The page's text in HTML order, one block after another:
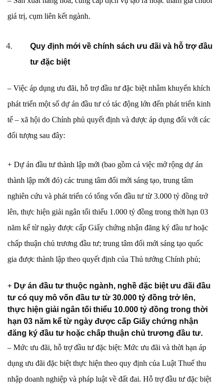
giá trị, cụm liên kết ngành.
Quy định mới về chính sách ưu đãi và hỗ trợ đầu
tư đặc biệt
– Việc áp dụng ưu đãi, hỗ trợ đầu tư đặc biệt nhằm khuyến khích
phát triển một số dự án đầu tư có tác động lớn đến phát triển kinh
tế – xã hội do Chính phủ quyết định và được áp dụng đối với các
đối tượng sau đây:
+ Dự án đầu tư thành lập mới (bao gồm cả việc mở rộng dự án
thành lập mới đó) các trung tâm đổi mới sáng tạo, trung tâm
nghiên cứu và phát triển có tổng vốn đầu tư từ 3.000 tỷ đồng trở
lên, thực hiện giải ngân tối thiểu 1.000 tỷ đồng trong thời hạn 03
năm kể từ ngày được cấp Giấy chứng nhận đăng ký đầu tư hoặc
chấp thuận chủ trương đầu tư; trung tâm đổi mới sáng tạo quốc
gia được thành lập theo quyết định của Thủ tướng Chính phủ;
+ Dự án đầu tư thuộc ngành, nghề đặc biệt ưu đãi đầu
tư có quy mô vốn đầu tư từ 30.000 tỷ đồng trở lên,
thực hiện giải ngân tối thiểu 10.000 tỷ đồng trong thời
hạn 03 năm kể từ ngày được cấp Giấy chứng nhận
đăng ký đầu tư hoặc chấp thuận chủ trương đầu tư.
– Mức ưu đãi, hỗ trợ đầu tư đặc biệt: Mức ưu đãi và thời hạn áp
dụng ưu đãi đặc biệt thực hiện theo quy định của Luật Thuế thu
nhập doanh nghiệp và pháp luật về đất đai. Hỗ trợ đầu tư đặc biệt